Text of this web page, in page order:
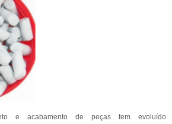
e acabamento de peças tem evoluído